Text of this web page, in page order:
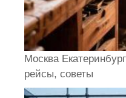
Москва
рейсы, советы